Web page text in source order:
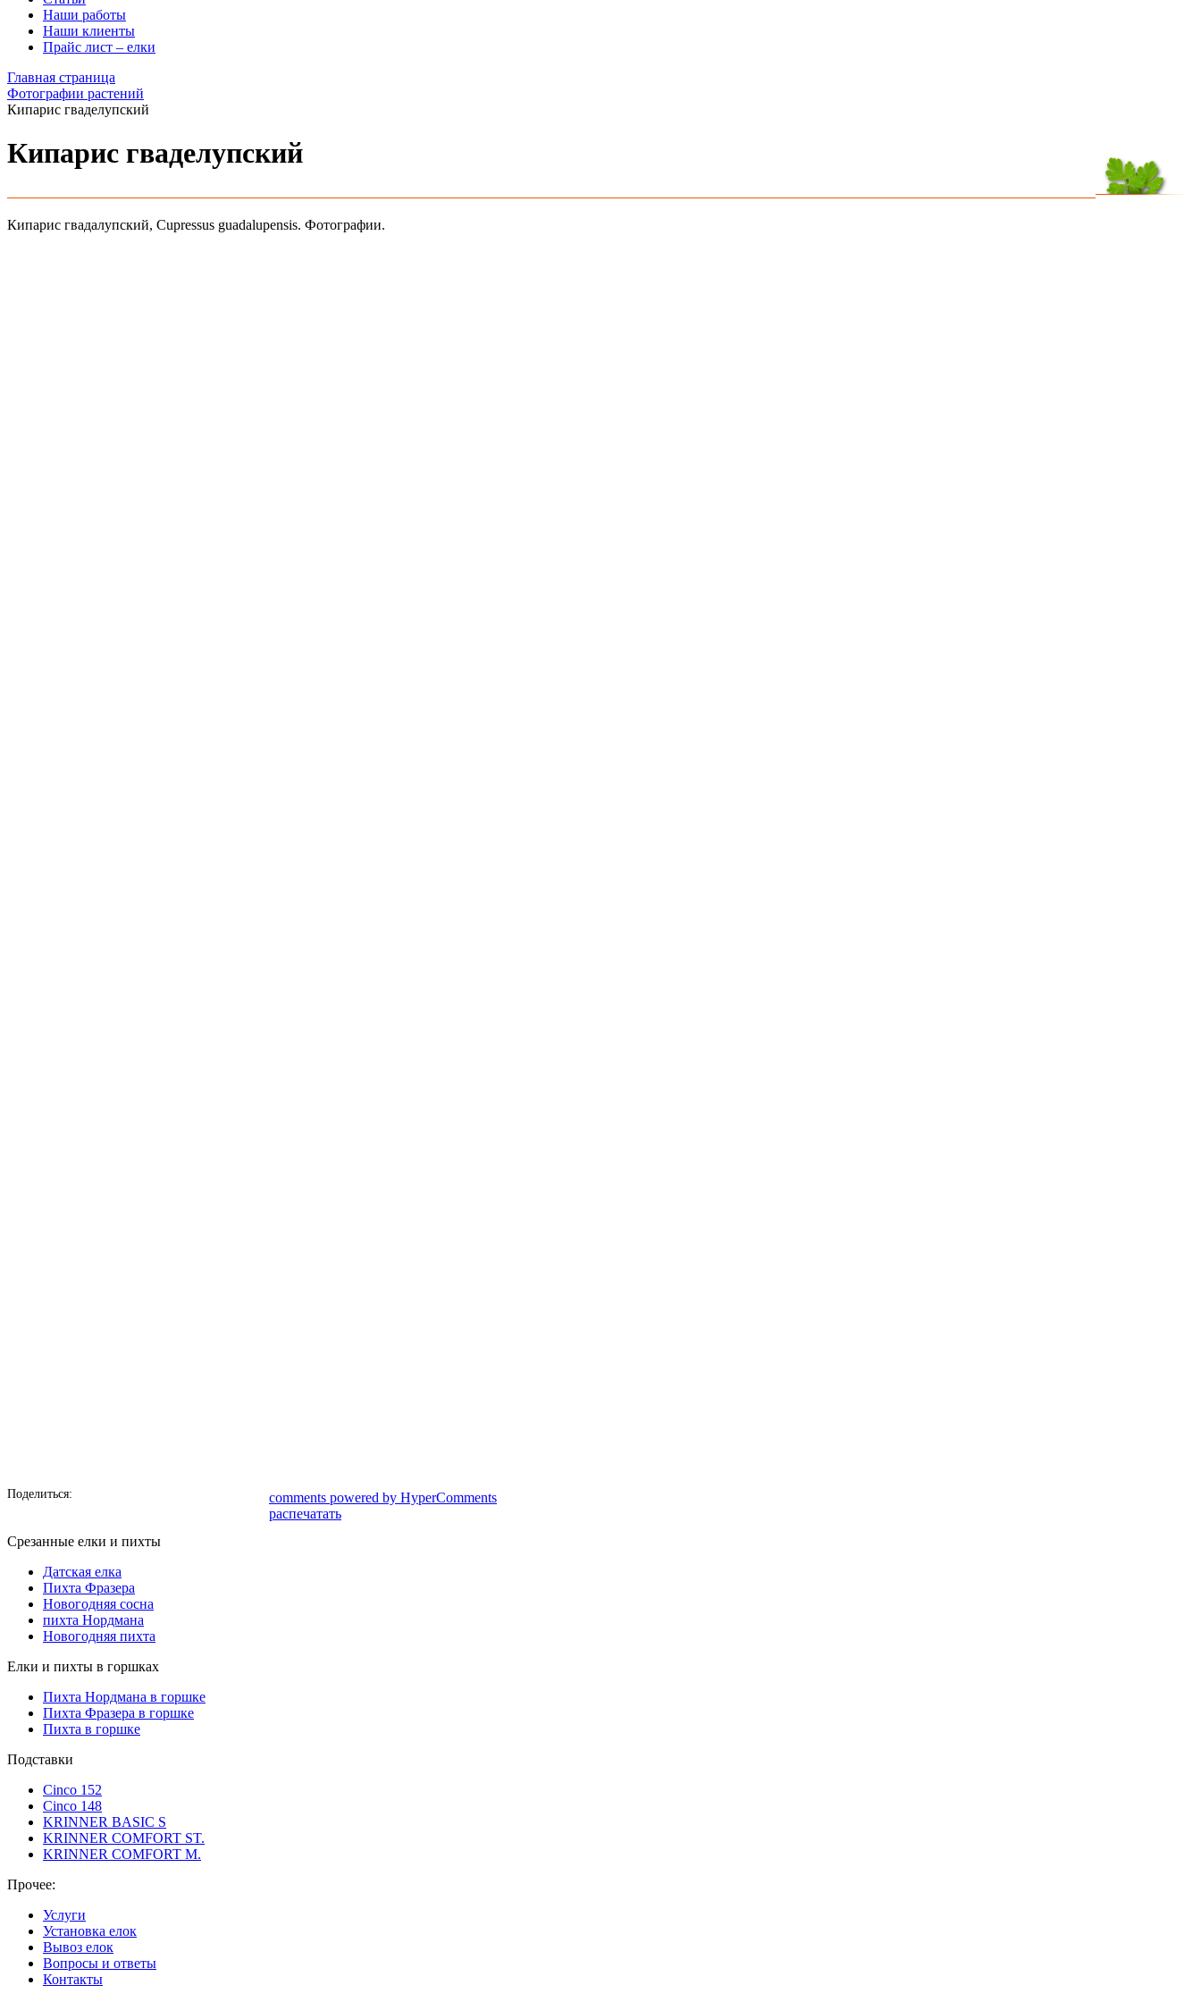
Наши работы
Наши клиенты
Прайс лист – елки
Главная страница
Фотографии растений
Кипарис гваделупский
Кипарис гваделупский
Кипарис гвадалупский, Сupressus guadalupensis. Фотографии.
Поделиться:
comments powered by HyperComments
распечатать
Срезанные елки и пихты
Датская елка
Пихта Фразера
Новогодняя сосна
пихта Нордмана
Новогодняя пихта
Елки и пихты в горшках
Пихта Нордмана в горшке
Пихта Фразера в горшке
Пихта в горшке
Подставки
Cinco 152
Cinco 148
KRINNER BASIC S
KRINNER COMFORT ST.
KRINNER COMFORT М.
Прочее:
Услуги
Установка елок
Вывоз елок
Вопросы и ответы
Контакты